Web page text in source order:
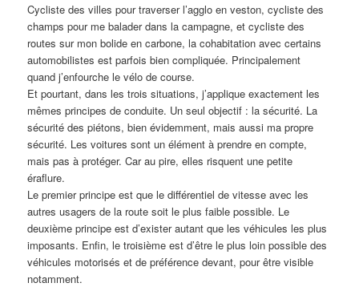
Cycliste des villes pour traverser l’agglo en veston, cycliste des
champs pour me balader dans la campagne, et cycliste des
routes sur mon bolide en carbone, la cohabitation avec certains
automobilistes est parfois bien compliquée. Principalement
quand j’enfourche le vélo de course.
Et pourtant, dans les trois situations, j’applique exactement les
mêmes principes de conduite. Un seul objectif : la sécurité. La
sécurité des piétons, bien évidemment, mais aussi ma propre
sécurité. Les voitures sont un élément à prendre en compte,
mais pas à protéger. Car au pire, elles risquent une petite
éraflure.
Le premier principe est que le différentiel de vitesse avec les
autres usagers de la route soit le plus faible possible. Le
deuxième principe est d’exister autant que les véhicules les plus
imposants. Enfin, le troisième est d’être le plus loin possible des
véhicules motorisés et de préférence devant, pour être visible
notamment.